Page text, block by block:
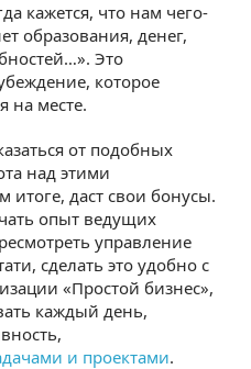
кажется, что нам чего-
образования, денег,
Это
которое
на месте.
от подобных
над этими
даст свои бонусы.
опыт ведущих
управление
сделать это удобно с
«Простой бизнес»,
каждый день,
и проектами.